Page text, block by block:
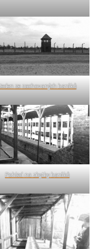
ze zachovaných baráků
Pohled na zbytky baráků